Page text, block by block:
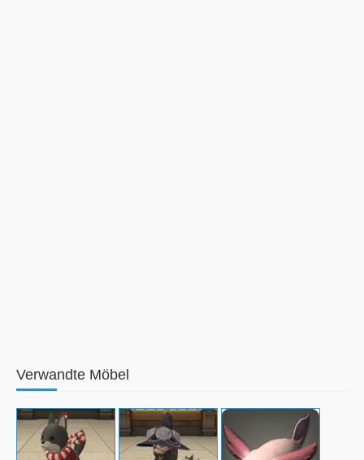
Verwandte Möbel